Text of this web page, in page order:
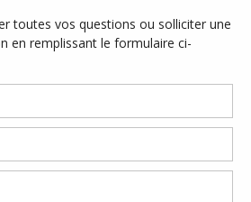
toutes vos questions ou solliciter une
en remplissant le formulaire ci-